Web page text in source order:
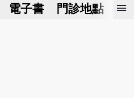
電子書 門診地點 預
menu